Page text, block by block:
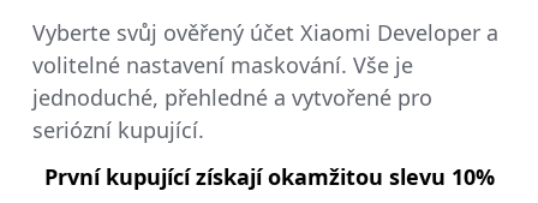
Vyberte svůj ověřený účet Xiaomi Developer a
volitelné nastavení maskování. Vše je
jednoduché, přehledné a vytvořené pro
seriózní kupující.
První kupující získají okamžitou slevu 10%